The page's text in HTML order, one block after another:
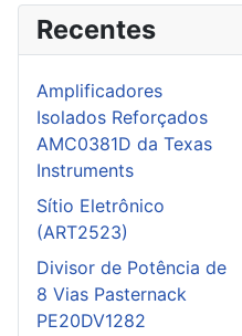
Recentes
Amplificadores
Isolados Reforçados
AMC0381D da Texas
Instruments
Sítio Eletrônico
(ART2523)
Divisor de Potência de
8 Vias Pasternack
PE20DV1282